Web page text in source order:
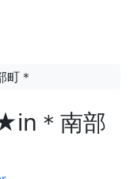
＊
＊南部